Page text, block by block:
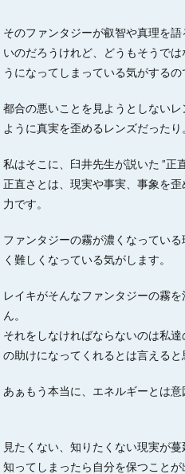
そのファンタジーが叡智や真理を
いのだろうけれど、どうもそうで
うになってしまっている気がするの
都合の悪いことを見ようとしない
ように真実を歪めるレンズだったり
私はそこに、臼井先生が説いた ”正
正直さとは、現実や事実、事象を
力です。
ファンタジーの霧が濃くなってい
く難しくなっている気がします。
レイキがそんなファンタジーの霧
ん。
それをしなければならないのは私
の助けになってくれるとは言えると
あぁもう本当に、エネルギーとは意
見たくない、知りたくない現実が蔓
知ってしまったら自分を保つこと